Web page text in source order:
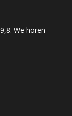
We horen